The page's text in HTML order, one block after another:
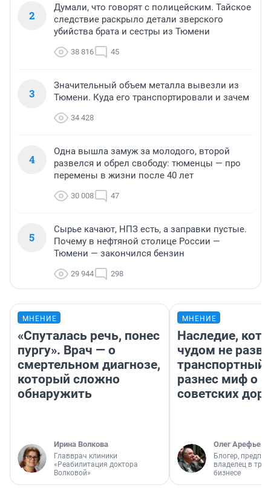
2
Думали, что говорят с полицейским. Тайское
следствие раскрыло детали зверского
убийства брата и сестры из Тюмени
38 816 45
3
Значительный объем металла вывезли из
Тюмени. Куда его транспортировали и зачем
34 428
4
Одна вышла замуж за молодого, второй
развелся и обрел свободу: тюменцы — про
перемены в жизни после 40 лет
30 008 47
5
Сырье качают, НПЗ есть, а заправки пустые.
Почему в нефтяной столице России —
Тюмени — закончился бензин
29 944 298
МНЕНИЕ
«Спуталась речь, понес
пургу». Врач — о
смертельном диагнозе,
который сложно
обнаружить
Ирина Волкова
Главврач клиники
«Реабилитация доктора
Волковой»
МНЕНИЕ
Наследие,
чудом не
транспортный
разнес миф о
советских
Олег Арефьев
Блогер,
владелец в
бизнесе